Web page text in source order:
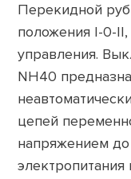
Перекидной
положения I-0-II,
управления.
NH40
цепей
напряжением
электропитания